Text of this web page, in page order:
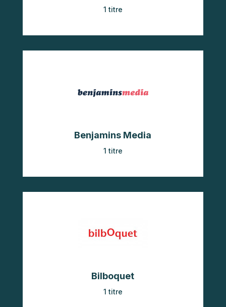
1 titre
Benjamins Media
1 titre
Bilboquet
1 titre